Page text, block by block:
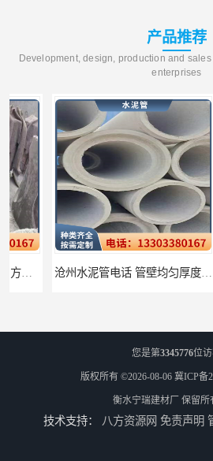
产品推荐
Development, design, production and
enterprises
沧州水泥管电话 管壁均匀厚度一致
您是第3345776位
版权所有 ©2026-08-06 冀ICP备
衡水宁瑞建材厂 保留所
技术支持： 八方资源网 免责声明